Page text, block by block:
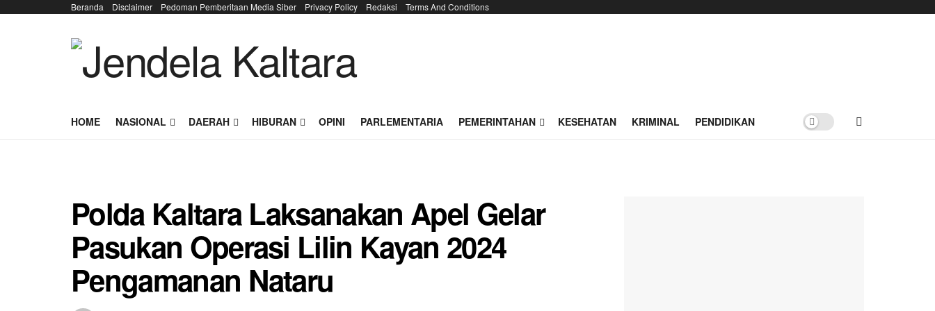
Beranda Disclaimer Pedoman Pemberitaan Media Siber Privacy Policy Redaksi Terms And Conditions
HOME NASIONAL DAERAH HIBURAN OPINI PARLEMENTARIA PEMERINTAHAN KESEHATAN KRIMINAL PENDIDIKAN
Polda Kaltara Laksanakan Apel Gelar
Pasukan Operasi Lilin Kayan 2024
Pengamanan Nataru